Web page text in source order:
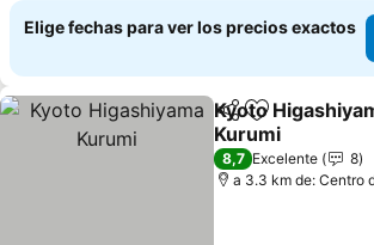
Elige fechas para ver los precios exactos
CompartirAgregar a
Kyoto
Kurumi
8,7 Excelente
8
a 3.3 km de: Centro